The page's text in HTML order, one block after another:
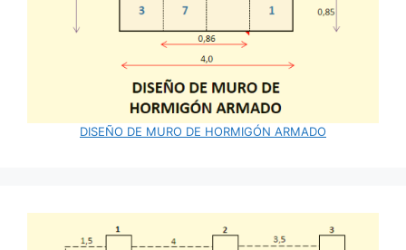
DISEÑO DE MURO DE HORMIGÓN ARMADO